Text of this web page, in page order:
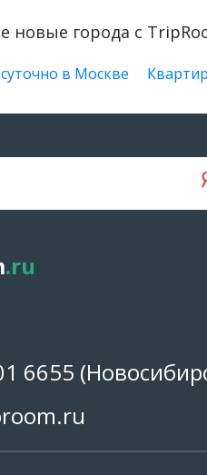
новые города с
в Москве
.ru
6655